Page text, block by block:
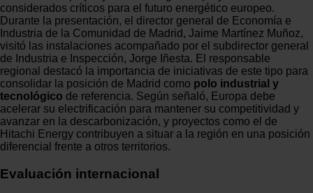
considerados críticos para el futuro energético europeo.
Durante la presentación, el director general de Economía e
Industria de la Comunidad de Madrid, Jaime Martínez Muñoz,
visitó las instalaciones acompañado por el subdirector general
de Industria e Inspección, Jorge Iñesta. El responsable
regional destacó la importancia de iniciativas de este tipo para
consolidar la posición de Madrid como polo industrial y
tecnológico de referencia. Según señaló, Europa debe
acelerar su electrificación para mantener su competitividad y
avanzar en la descarbonización, y proyectos como el de
Hitachi Energy contribuyen a situar a la región en una posición
diferencial frente a otros territorios.
Evaluación internacional